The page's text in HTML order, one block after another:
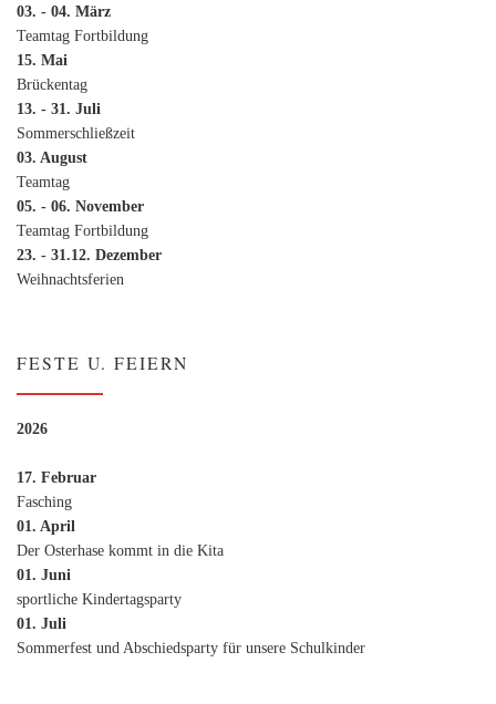
03. - 04. März
Teamtag Fortbildung
15. Mai
Brückentag
13. - 31. Juli
Sommerschließzeit
03. August
Teamtag
05. - 06. November
Teamtag Fortbildung
23. - 31.12. Dezember
Weihnachtsferien
FESTE U. FEIERN
2026
17. Februar
Fasching
01. April
Der Osterhase kommt in die Kita
01. Juni
sportliche Kindertagsparty
01. Juli
Sommerfest und Abschiedsparty für unsere Schulkinder